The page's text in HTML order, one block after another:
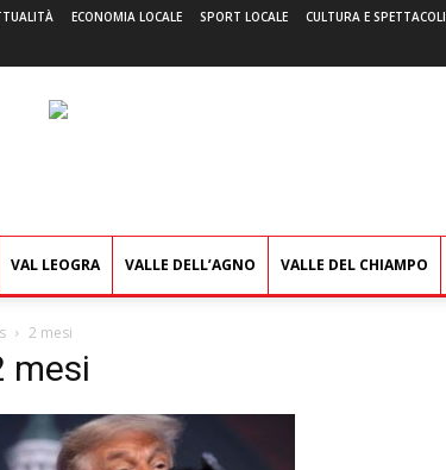
ECONOMIA LOCALE SPORT LOCALE CULTURA E SPETTACOLI
VAL LEOGRA VALLE DELL’AGNO VALLE DEL CHIAMPO
2 mesi
mesi